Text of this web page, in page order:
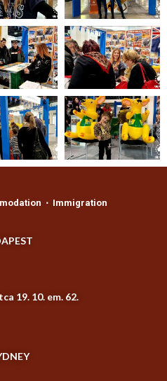
⋅ Immigration
19. 10. em. 62.